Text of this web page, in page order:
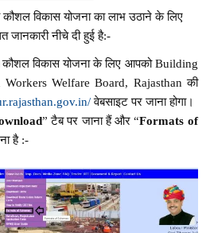
कौशल विकास योजना का लाभ उठाने के लिए
नीचे दी हुई है:-
व कौशल विकास योजना के लिए आपको Building
Welfare Board, Rajasthan की
वेबसाइट पर जाना होगा।
” टैब पर जाना हैं और “Formats of
है :-